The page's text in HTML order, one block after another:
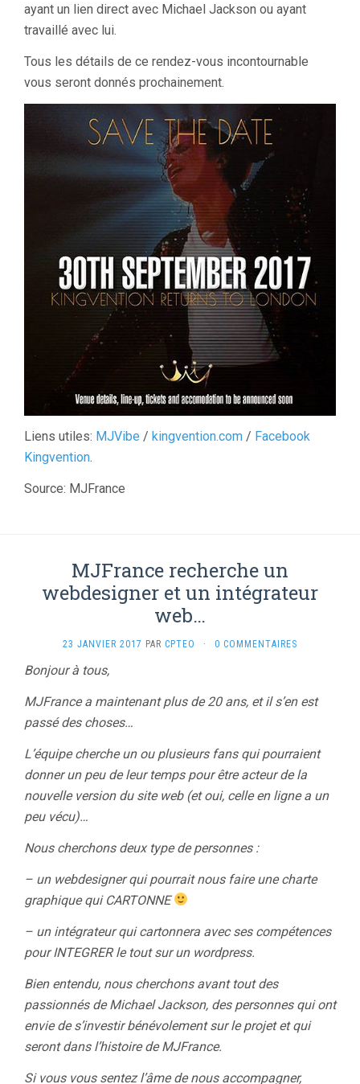
ayant un lien direct avec Michael Jackson ou ayant
travaillé avec lui.
Tous les détails de ce rendez-vous incontournable
vous seront donnés prochainement.
Liens utiles: MJVibe / kingvention.com / Facebook
Kingvention.
Source: MJFrance
MJFrance recherche un
webdesigner et un intégrateur
web…
23 JANVIER 2017 PAR CPTEO · 0 COMMENTAIRES
Bonjour à tous,
MJFrance a maintenant plus de 20 ans, et il s’en est
passé des choses…
L’équipe cherche un ou plusieurs fans qui pourraient
donner un peu de leur temps pour être acteur de la
nouvelle version du site web (et oui, celle en ligne a un
peu vécu)…
Nous cherchons deux type de personnes :
– un webdesigner qui pourrait nous faire une charte
graphique qui CARTONNE
– un intégrateur qui cartonnera avec ses compétences
pour INTEGRER le tout sur un wordpress.
Bien entendu, nous cherchons avant tout des
passionnés de Michael Jackson, des personnes qui ont
envie de s’investir bénévolement sur le projet et qui
seront dans l’histoire de MJFrance.
Si vous vous sentez l’âme de nous accompagner,